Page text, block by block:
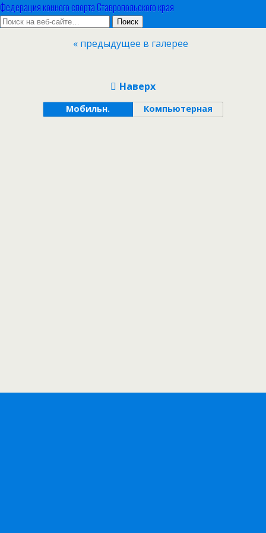
Федерация конного спорта Ставропольского края
« предыдущее в галерее
Наверх
Мобильн. Компьютерная